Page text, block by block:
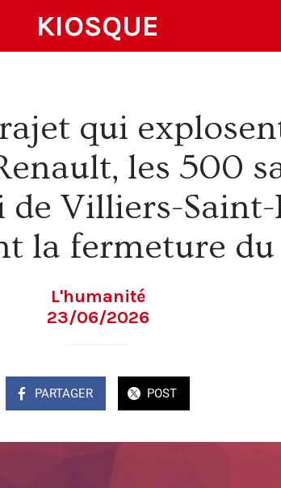
KIOSQUE
qui
les 500
de Villiers-
la fermeture du
L'humanité
23/06/2026
PARTAGER POST